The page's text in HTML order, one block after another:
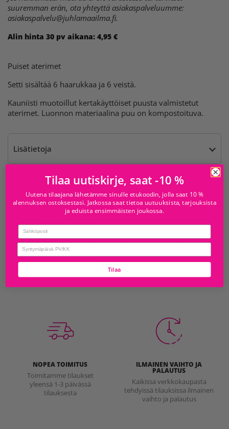
suuremman erän, ota yhteyttä asiakaspalveluumme:
asiakaspalvelu@juhlamaailma.fi.
Alin hinta 30 pv aikana: 4,95 €
Puiset aterimet
Setti sisältää 6 haarukkaa ja 6 veistä.
Kauniisti muotoillut kertakäyttöiset puusta valmistetut
aterimet. Luonnon materiaalina puu on kompostoituva.
Lisätietoja
Saatavilla kohteesta
Juhlamaailma Iso
Myymälän tiedot
Tavallisesti valmis 24 tunnissa
Juhlamaailma Sello
Myymälän tiedot
Tavallisesti valmis 24 tunnissa
Tarkista saatavuus muissa myymälöissä
NOPEA TOIMITUS
Toimitamme tilaukset
yleensä 1-3 päivässä
tilauksesta
ILMAINEN VAIHTO JA
PALAUTUS
Kaikissa verkkokaupasta
tehdyissä tilauksissa ilmainen
vaihto ja palautus
Tilaa uutiskirje, saat -10 %
Uutena tilaajana lähetämme sinulle etukoodin, jolla saat 10 %
alennuksen ostoksestasi. Jatkossa saat tietoa uutuuksista, tarjouksista
ja eduista ensimmäisten joukossa.
Email
birthday
Tilaa